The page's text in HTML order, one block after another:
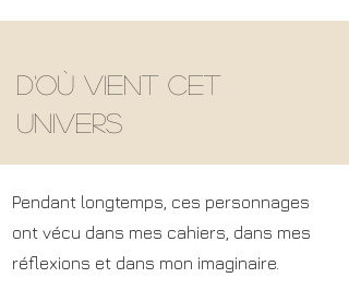
D'où vient cet
univers
Pendant longtemps, ces personnages
ont vécu dans mes cahiers, dans mes
réflexions et dans mon imaginaire.